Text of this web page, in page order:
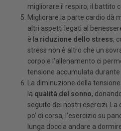
migliorare il respiro, il battito
Migliorare la parte cardio dà
altri aspetti legati al
è la riduzione dello stress,
stress non è altro che un
corpo e l’allenamento ci
tensione accumulata
La diminuzione della
la qualità del sonno,
seguito dei nostri esercizi. La
po’ di corsa, l’esercizio su
lunga doccia andare a